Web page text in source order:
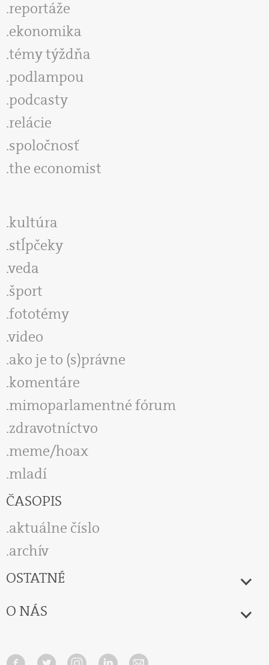
reportáže
ekonomika
témy týždňa
podlampou
podcasty
relácie
spoločnosť
the economist
kultúra
stĺpčeky
veda
šport
fototémy
video
ako je to (s)právne
komentáre
mimoparlamentné fórum
zdravotníctvo
meme/hoax
mladí
ČASOPIS
aktuálne číslo
archív
OSTATNÉ
O NÁS